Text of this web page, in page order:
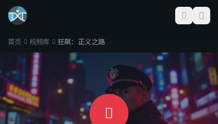
首页 视频库 狂飙：正义之路